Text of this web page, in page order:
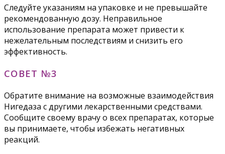
Следуйте указаниям на упаковке и не превышайте
рекомендованную дозу. Неправильное
использование препарата может привести к
нежелательным последствиям и снизить его
эффективность.
СОВЕТ №3
Обратите внимание на возможные взаимодействия
Нигедаза с другими лекарственными средствами.
Сообщите своему врачу о всех препаратах, которые
вы принимаете, чтобы избежать негативных
реакций.